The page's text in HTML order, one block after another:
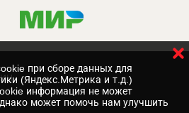
при сборе данных для
(Яндекс.Метрика и т.д.)
информация не может
может помочь нам улучшить